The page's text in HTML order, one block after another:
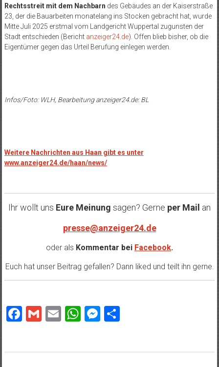
Rechtsstreit mit dem Nachbarn des Gebäudes an der Kaiserstraße
23, der die Bauarbeiten monatelang ins Stocken gebracht hat, wurde
Mitte Juli 2025 erstmal vom Landgericht Wuppertal zugunsten der
Stadt entschieden (Bericht anzeiger24.de). Offen blieb bisher, ob die
Eigentümer gegen das Urteil Berufung einlegen werden.
Infos/Foto: WLH, Bearbeitung anzeiger24.de: BL
Weitere Nachrichten aus Haan gibt es unter
www.anzeiger24.de/haan/news/
Ihr wollt uns Eure Meinung sagen? Gerne per Mail an
presse@anzeiger24.de
oder als Kommentar bei Facebook.
Euch hat unser Beitrag gefallen? Dann liked und teilt ihn gerne.
Facebook
Gmail
EmailWhatsApp
Messenger
Teilen